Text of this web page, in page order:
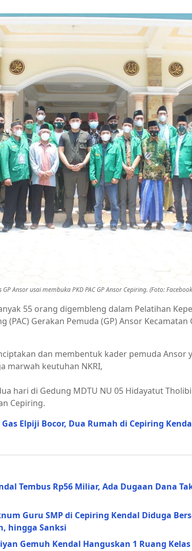
Ansor usai membuka PKD PAC GP Ansor Cepiring. (Foto:
55 orang digembleng dalam Pelatihan
(PAC) Gerakan Pemuda (GP) Ansor Kecamatan
dan membentuk kader pemuda Ansor
marwah keutuhan NKRI,
hari di Gedung MDTU NU 05 Hidayatut
Cepiring.
Elpiji Bocor, Dua Rumah di Cepiring
Tembus Rp56 Miliar, Ada Dugaan Dana
Guru SMP di Cepiring Kendal Diduga
hingga Sanksi
Gemuh Kendal Hanguskan 1 Ruang